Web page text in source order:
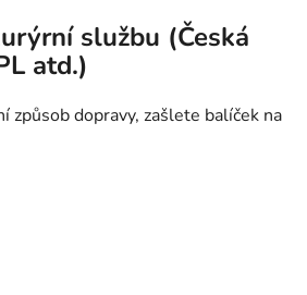
službu (Česká
atd.)
způsob dopravy, zašlete balíček na